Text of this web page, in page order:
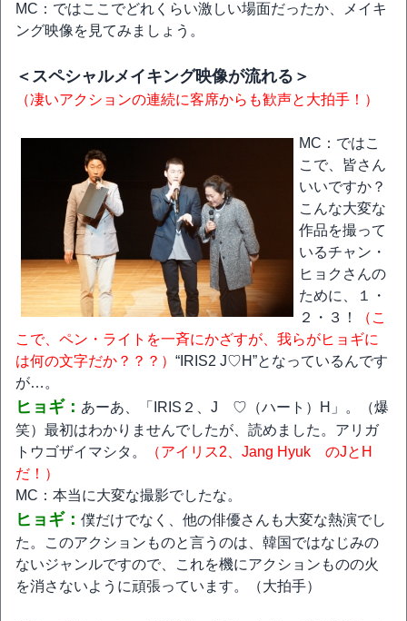
MC：ではここでどれくらい激しい場面だったか、メイキ
ング映像を見てみましょう。
＜スペシャルメイキング映像が流れる＞
（凄いアクションの連続に客席からも歓声と大拍手！）
MC：ではこ
こで、皆さん
いいですか？
こんな大変な
作品を撮って
いるチャン・
ヒョクさんの
ために、１・
２・３！
（こ
こで、ペン・ライトを一斉にかざすが、我らがヒョギに
は何の文字だか？？？） “IRIS2 J♡H”となっているんです
が…。
ヒョギ： あーあ、「IRIS２、J ♡（ハート）H」。（爆
笑）最初はわかりませんでしたが、読めました。アリガ
トウゴザイマシタ。
（アイリス2、Jang Hyuk のJとH
だ！）
MC：本当に大変な撮影でしたな。
ヒョギ： 僕だけでなく、他の俳優さんも大変な熱演でし
た。このアクションものと言うのは、韓国ではなじみの
ないジャンルですので、これを機にアクションものの火
を消さないように頑張っています。（大拍手）